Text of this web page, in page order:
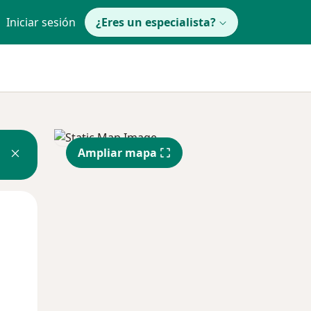
Iniciar sesión ¿Eres un especialista?
Ampliar mapa